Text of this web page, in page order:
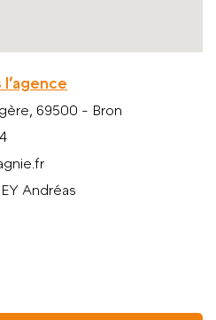
69500 - Bron
Andréas